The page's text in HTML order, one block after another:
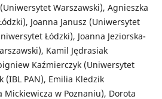
Warszawski), Agnieszka
Joanna Janusz (Uniwersytet
Łódzki), Joanna Jeziorska-
Kamil Jędrasiak
Kaźmierczyk (Uniwersytet
(IBL PAN), Emilia Kledzik
w Poznaniu), Dorota